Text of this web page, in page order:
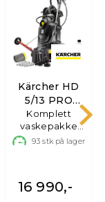
Kärcher HD
5/13 PRO
Complete
Komplett
vaskepakke
med mye
93 stk på lager
16 990,-